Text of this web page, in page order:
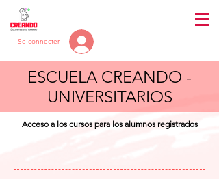
Se connecter
ESCUELA CREANDO -
UNIVERSITARIOS
Acceso a los cursos para los alumnos registrados